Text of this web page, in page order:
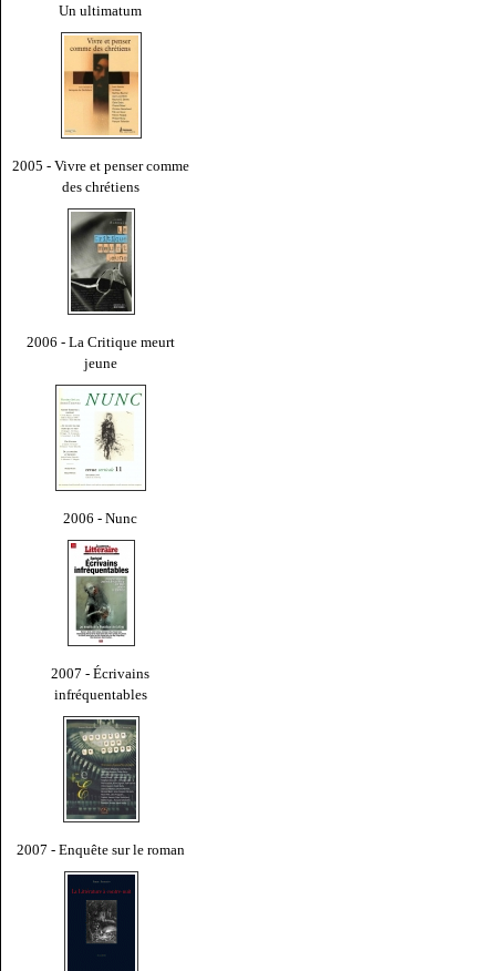
Un ultimatum
2005 - Vivre et penser comme
des chrétiens
2006 - La Critique meurt
jeune
2006 - Nunc
2007 - Écrivains
infréquentables
2007 - Enquête sur le roman